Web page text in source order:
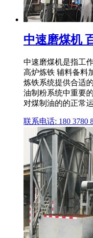
中速磨煤机
中速磨煤机是指工
高炉炼铁 辅料备料
炼铁系统提供合适
油制粉系统中重要
对煤制油的的正常
联系电话: 180 3780